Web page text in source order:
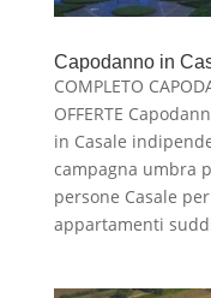
Capodanno in
COMPLETO
OFFERTE
in Casale
campagna umbra
persone Casale
appartamenti